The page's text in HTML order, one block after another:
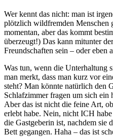
Wer kennt das nicht: man ist
plötzlich wildfremden Menschen
momentan, aber das kommt
überzeugt!) Das kann mitunter
Freundschaften sein – oder eben
Was tun, wenn die Unterhaltung
man merkt, dass man kurz vor
steht? Man könnte natürlich den
Schlafzimmer fragen um sich ein
Aber das ist nicht die feine Art,
erlebt habe. Nein, nicht ICH
die Gastgeberin ist, nachdem sie
Bett gegangen. Haha – das ist